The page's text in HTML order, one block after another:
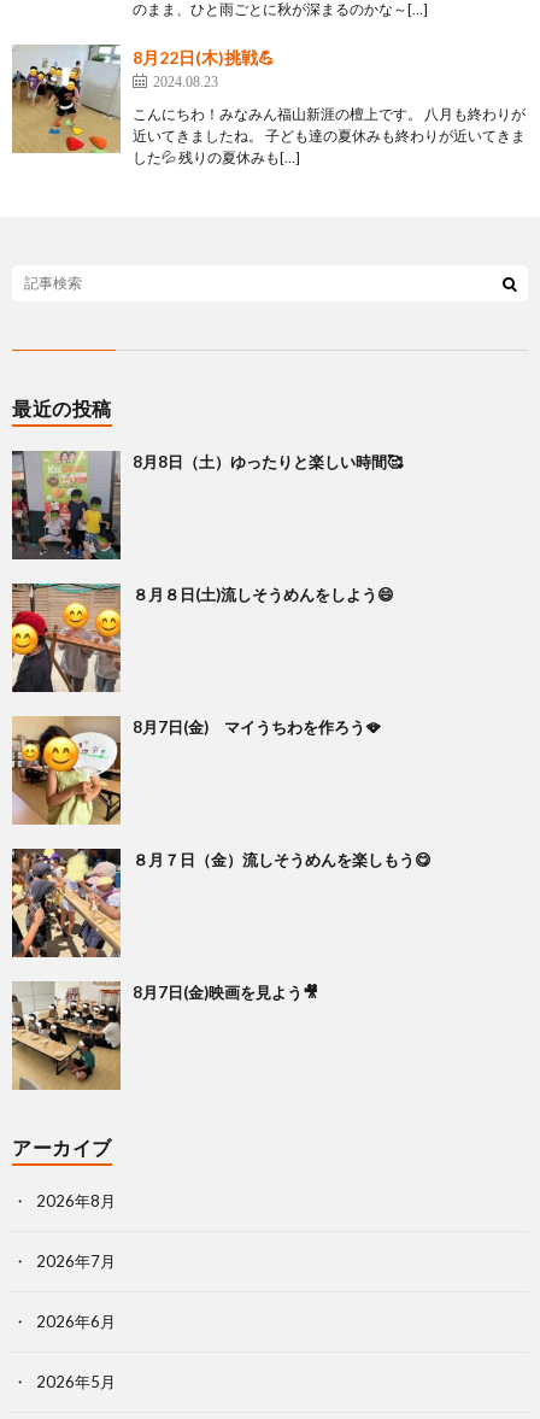
のまま、ひと雨ごとに秋が深まるのかな～[…]
8月22日(木)挑戦💪
2024.08.23
こんにちわ！みなみん福山新涯の檀上です。 八月も終わりが
近いてきましたね。 子ども達の夏休みも終わりが近いてきま
した💦 残りの夏休みも[…]
最近の投稿
8月8日（土）ゆったりと楽しい時間🥰
８月８日(土)流しそうめんをしよう😄
8月7日(金) マイうちわを作ろう🪭
８月７日（金）流しそうめんを楽しもう😋
8月7日(金)映画を見よう🎥
アーカイブ
2026年8月
2026年7月
2026年6月
2026年5月